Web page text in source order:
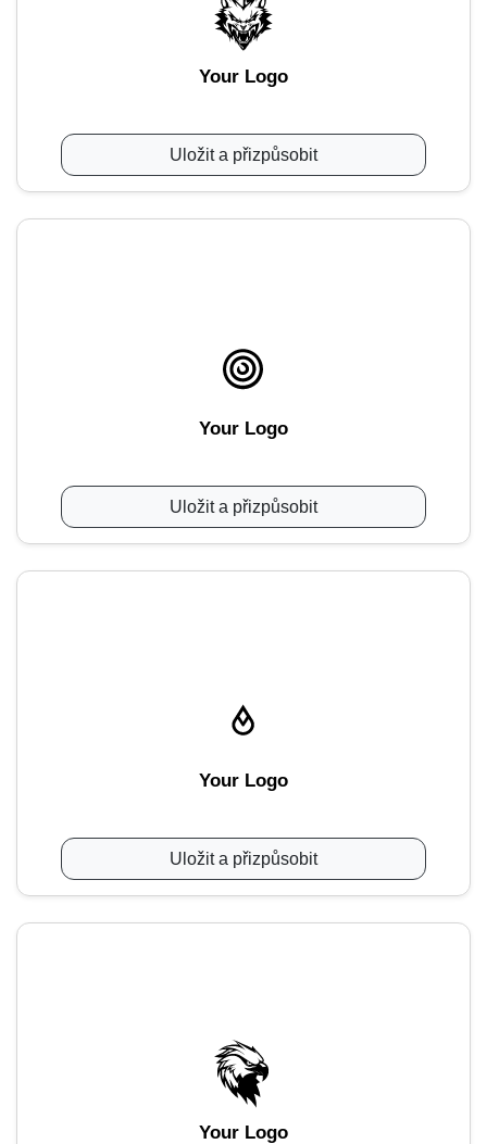
Your Logo
Uložit a přizpůsobit
Your Logo
Uložit a přizpůsobit
Your Logo
Uložit a přizpůsobit
Your Logo